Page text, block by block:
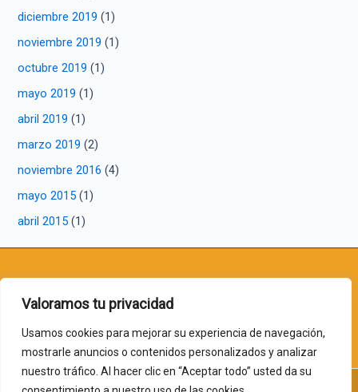
Valoramos tu privacidad
Usamos cookies para mejorar su experiencia de navegación,
mostrarle anuncios o contenidos personalizados y analizar
nuestro tráfico. Al hacer clic en “Aceptar todo” usted da su
diciembre 2019 (1)
noviembre 2019 (1)
octubre 2019 (1)
mayo 2019 (1)
abril 2019 (1)
marzo 2019 (2)
noviembre 2016 (4)
mayo 2015 (1)
abril 2015 (1)
jlchaos@gmail.com
| +34 913 69 06 71 | Jesús 2 - 28014 - Huertas
(Madrid)